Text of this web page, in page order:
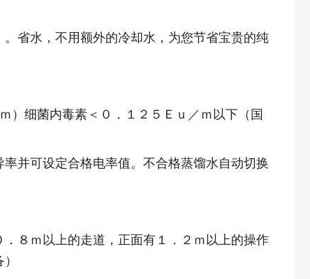
省水，不用额外的冷却水，为您节省宝贵的纯
）细菌内毒素＜０．１２５Ｅｕ／ｍ以下（国
并可设定合格电率值。不合格蒸馏水自动切换
８ｍ以上的走道，正面有１．２ｍ以上的操作